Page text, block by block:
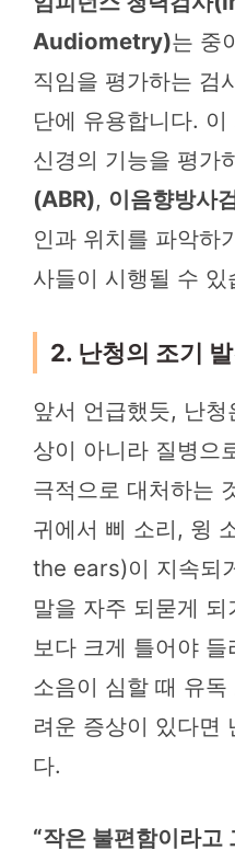
Audiometry)는 중
직임을 평가하는 검
단에 유용합니다.
신경의 기능을 평가
(ABR), 이음향방사
인과 위치를 파악하
사들이 시행될 수 있
2. 난청의 조기
앞서 언급했듯, 난
상이 아니라 질병으
극적으로 대처하는
귀에서 삐 소리, 윙
the ears)이 지속되
말을 자주 되묻게
보다 크게 틀어야
소음이 심할 때 유
려운 증상이 있다면
다.
“작은 불편함이라고